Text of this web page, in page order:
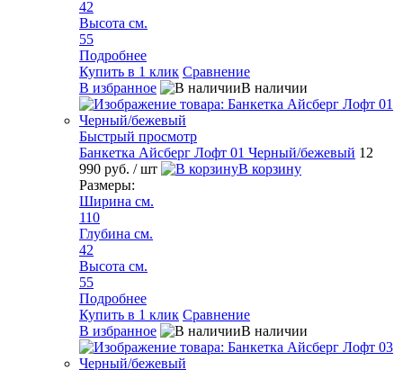
42
Высота см.
55
Подробнее
Купить в 1 клик Сравнение
В избранное
В наличии
Быстрый просмотр
Банкетка Айсберг Лофт 01 Черный/бежевый 12
990 руб. / шт
В корзину
Размеры:
Ширина см.
110
Глубина см.
42
Высота см.
55
Подробнее
Купить в 1 клик Сравнение
В избранное
В наличии